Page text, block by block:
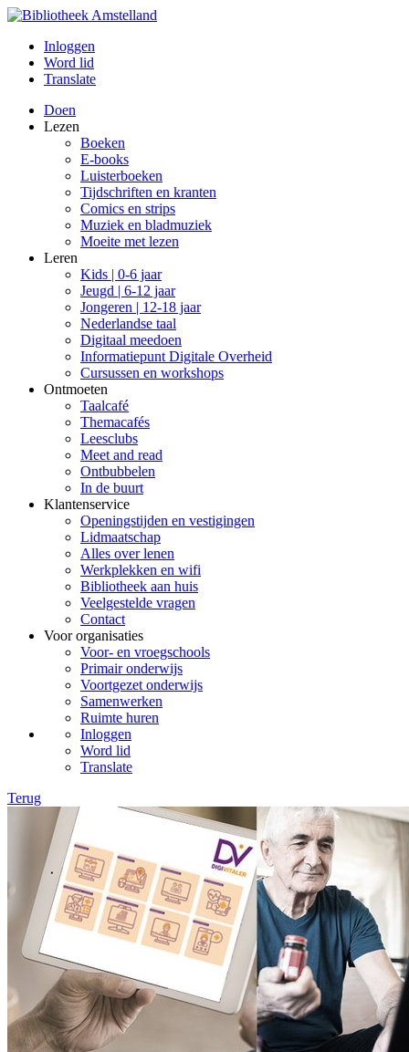
Inloggen
Word lid
Translate
Doen
Lezen
Boeken
E-books
Luisterboeken
Tijdschriften en kranten
Comics en strips
Muziek en bladmuziek
Moeite met lezen
Leren
Kids | 0-6 jaar
Jeugd | 6-12 jaar
Jongeren | 12-18 jaar
Nederlandse taal
Digitaal meedoen
Informatiepunt Digitale Overheid
Cursussen en workshops
Ontmoeten
Taalcafé
Themacafés
Leesclubs
Meet and read
Ontbubbelen
In de buurt
Klantenservice
Openingstijden en vestigingen
Lidmaatschap
Alles over lenen
Werkplekken en wifi
Bibliotheek aan huis
Veelgestelde vragen
Contact
Voor organisaties
Voor- en vroegschools
Primair onderwijs
Voortgezet onderwijs
Samenwerken
Ruimte huren
Inloggen
Word lid
Translate
Terug